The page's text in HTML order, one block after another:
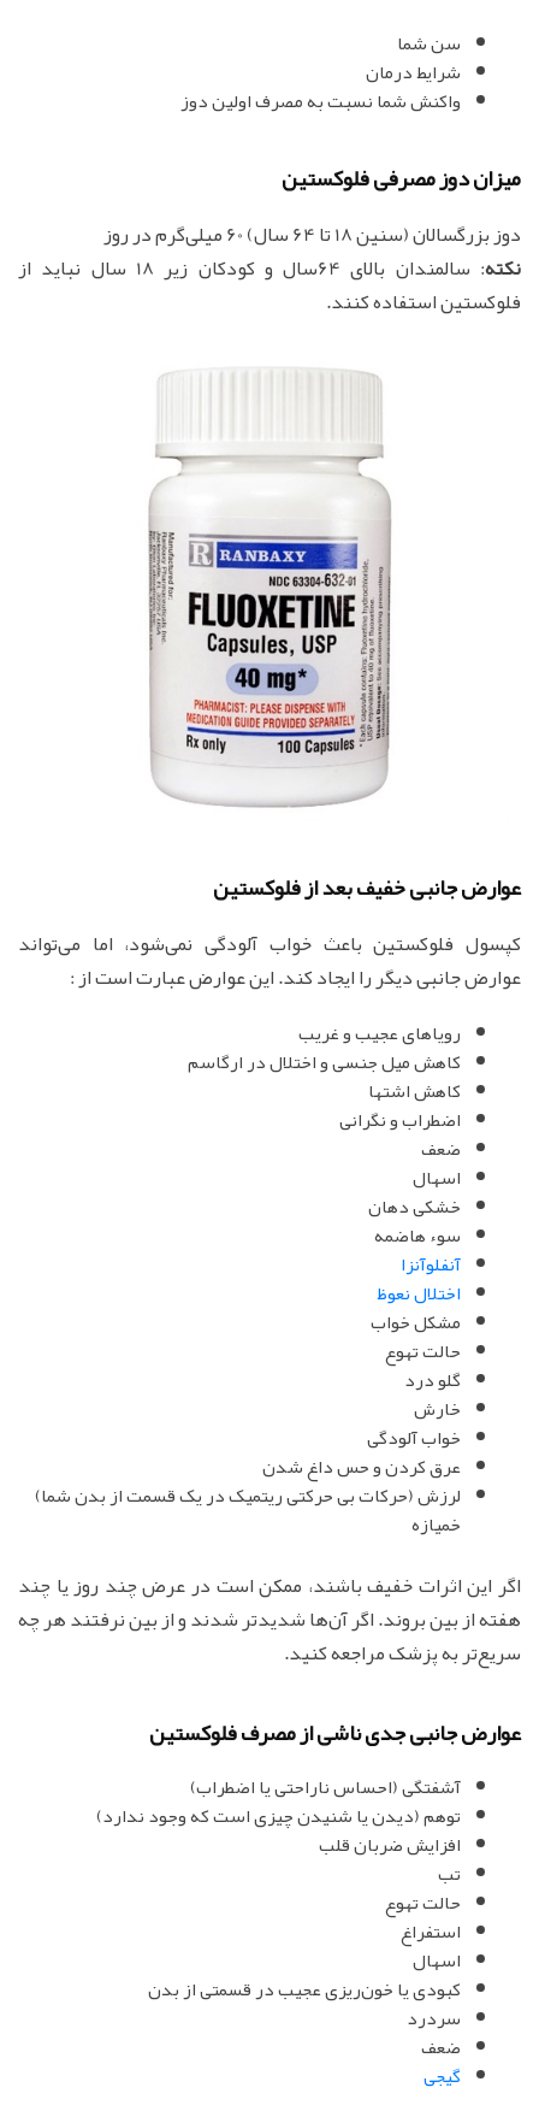
سن شما
شرایط درمان
واکنش شما نسبت به مصرف اولین دوز
میزان دوز مصرفی فلوکستین
دوز بزرگسالان (سنین 18 تا 64 سال) 60 میلی‌گرم در روز
نکته
: سالمندان بالای 64سال و کودکان زیر 18 سال نباید از
فلوکستین استفاده کنند.
عوارض جانبی خفیف بعد از فلوکستین
کپسول فلوکستین باعث خواب آلودگی نمی‌شود، اما می‌تواند
عوارض جانبی دیگر را ایجاد کند. این عوارض عبارت است از :
رویاهای عجیب و غریب
کاهش میل جنسی و اختلال در ارگاسم
کاهش اشتها
اضطراب و نگرانی
ضعف
اسهال
خشکی دهان
سوء هاضمه
آنفلوآنزا
اختلال نعوظ
مشکل خواب
حالت تهوع
گلو درد
خارش
خواب آلودگی
عرق کردن و حس داغ شدن
لرزش (حرکات بی حرکتی ریتمیک در یک قسمت از بدن شما)
خمیازه
اگر این اثرات خفیف باشند، ممکن است در عرض چند روز یا چند
هفته از بین بروند. اگر آن‌ها شدیدتر شدند و از بین نرفتند هر چه
سریع‌تر به پزشک مراجعه کنید.
عوارض جانبی جدی ناشی از مصرف فلوکستین
آشفتگی (احساس ناراحتی یا اضطراب)
توهم (دیدن یا شنیدن چیزی است که وجود ندارد)
افزایش ضربان قلب
تب
حالت تهوع
استفراغ
اسهال
کبودی یا خون‌ریزی عجیب در قسمتی از بدن
سردرد
ضعف
گیجی